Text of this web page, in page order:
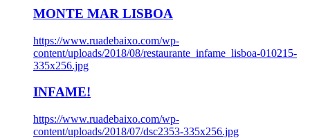
MONTE MAR LISBOA
https://www.ruadebaixo.com/wp-
content/uploads/2018/08/restaurante_infame_lisboa-010215-
335x256.jpg
INFAME!
https://www.ruadebaixo.com/wp-
content/uploads/2018/07/dsc2353-335x256.jpg